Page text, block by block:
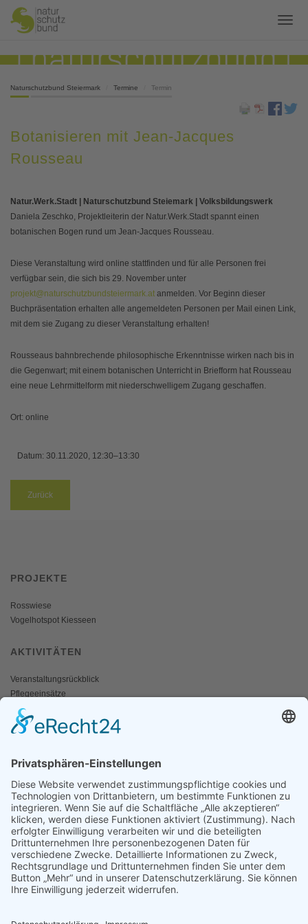
Naturschutzbund Steiermark Termine Termin
Botanisieren mit Jean-Jacques
Rousseau
Natur.Werk.Stadt | Naturschutzbund Steiemark | Volksbildungswerk
Daniela Zeschko, Projektleiterin der Natur.Werk.Stadt spannt einen
botanischen Bogen rund um Jean-Jacques Rousseau.
Diese Veranstaltung wird online stattfinden und für alle Personen frei
verfügbar sein, die sich bis 29. November unter
projekt@naturschutzbundsteiermark.at anmelden. Vor Beginn dieser
Buchpräsentation erhalten alle angemeldeten Personen per Mail einen Link,
mit dem sie Zugang zu dieser Veranstaltung erhalten!
Rousseaus bahnbrechende philosophische Erkenntnisse wirken nach bis in
die Gegenwart; mit einem botanischen Unterricht in Briefform hat Rousseau
eine neue Lehrmittelform mit niederschwelligem Zugang geschaffen.
Ort: online
Datum: 30.11.2020, 12:30–13:30
Zurück
PROJEKTE
Rosswiese
Vogelhotspot Kiesseen
AKTIVITÄTEN
Veranstaltungsrückblick
Pflegeeinsätze
AKTIV WERDEN
Mitgliedschaft
Spenden
SERVICE
Shop
Naturschutzbrief
News
Presse